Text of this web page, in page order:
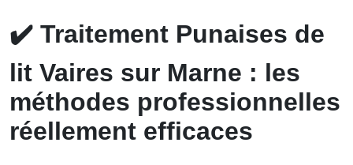
✔️ Traitement Punaises de
lit Vaires sur Marne : les
méthodes professionnelles
réellement efficaces